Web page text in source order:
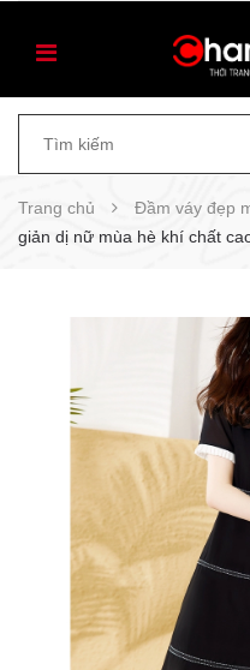
Trang chủ Đầm váy đẹp
giản dị nữ mùa hè khí chất